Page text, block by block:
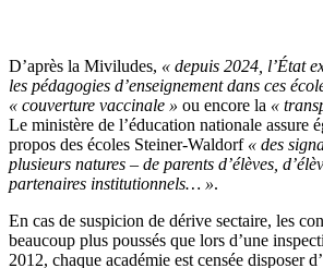
D’après la Miviludes, « depuis 2024, l’État
les pédagogies d’enseignement dans ces
« couverture vaccinale » ou encore la «
Le ministère de l’éducation nationale assure
propos des écoles Steiner-Waldorf « des
plusieurs natures – de parents d’élèves,
partenaires institutionnels… ».
En cas de suspicion de dérive sectaire, les
beaucoup plus poussés que lors d’une
2012, chaque académie est censée disposer